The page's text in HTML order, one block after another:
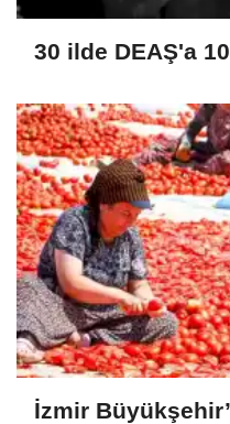
30 ilde DEAŞ'a
İzmir